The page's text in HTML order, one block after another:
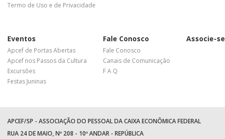
Termo de Uso e de Privacidade
Eventos
Apcef de Portas Abertas
Apcef nos Passos da Cultura
Excursões
Festas Juninas
Fale Conosco
Fale Conosco
Canais de Comunicação
F A Q
Associe-se
APCEF/SP - ASSOCIAÇÃO DO PESSOAL DA CAIXA ECONÔMICA FEDERAL
RUA 24 DE MAIO, Nº 208 - 10º ANDAR - REPÚBLICA